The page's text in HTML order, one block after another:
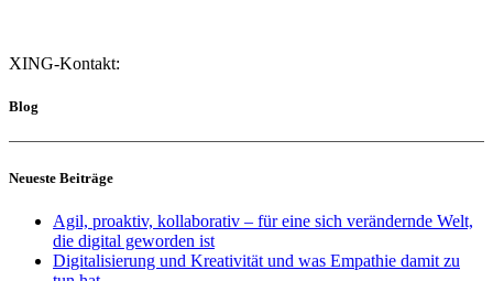
XING-Kontakt:
Blog
Neueste Beiträge
Agil, proaktiv, kollaborativ – für eine sich verändernde Welt,
die digital geworden ist
Digitalisierung und Kreativität und was Empathie damit zu